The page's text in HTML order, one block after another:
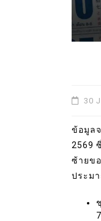
30
ข้อมูล
2569
ซ้ายข
ประม